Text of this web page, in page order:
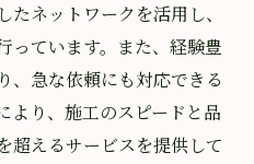
ネットワークを活用し、
っています。また、経験豊
、急な依頼にも対応できる
より、施工のスピードと品
超えるサービスを提供して